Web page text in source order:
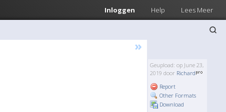
Inloggen Help Lees Meer
»
Geupload: op June 23,
2019 door Richard
Report
Other Formats
Download